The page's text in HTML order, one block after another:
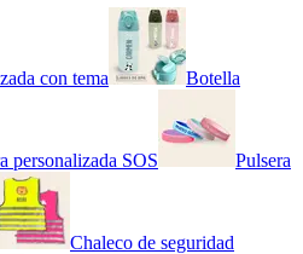
con tema Botella
personalizada SOS Pulsera
Chaleco de seguridad